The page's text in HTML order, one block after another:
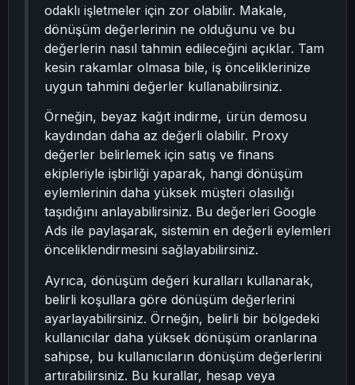
odaklı işletmeler için zor olabilir. Makale,
dönüşüm değerlerinin ne olduğunu ve bu
değerlerin nasıl tahmin edileceğini açıklar. Tam
kesin rakamlar olmasa bile, iş önceliklerinize
uygun tahmini değerler kullanabilirsiniz.
Örneğin, beyaz kağıt indirme, ürün demosu
kaydından daha az değerli olabilir. Proxy
değerler belirlemek için satış ve finans
ekipleriyle işbirliği yaparak, hangi dönüşüm
eylemlerinin daha yüksek müşteri olasılığı
taşıdığını anlayabilirsiniz. Bu değerleri Google
Ads ile paylaşarak, sistemin en değerli eylemleri
önceliklendirmesini sağlayabilirsiniz.
Ayrıca, dönüşüm değeri kuralları kullanarak,
belirli koşullara göre dönüşüm değerlerini
ayarlayabilirsiniz. Örneğin, belirli bir bölgedeki
kullanıcılar daha yüksek dönüşüm oranlarına
sahipse, bu kullanıcıların dönüşüm değerlerini
artırabilirsiniz. Bu kurallar, hesap veya